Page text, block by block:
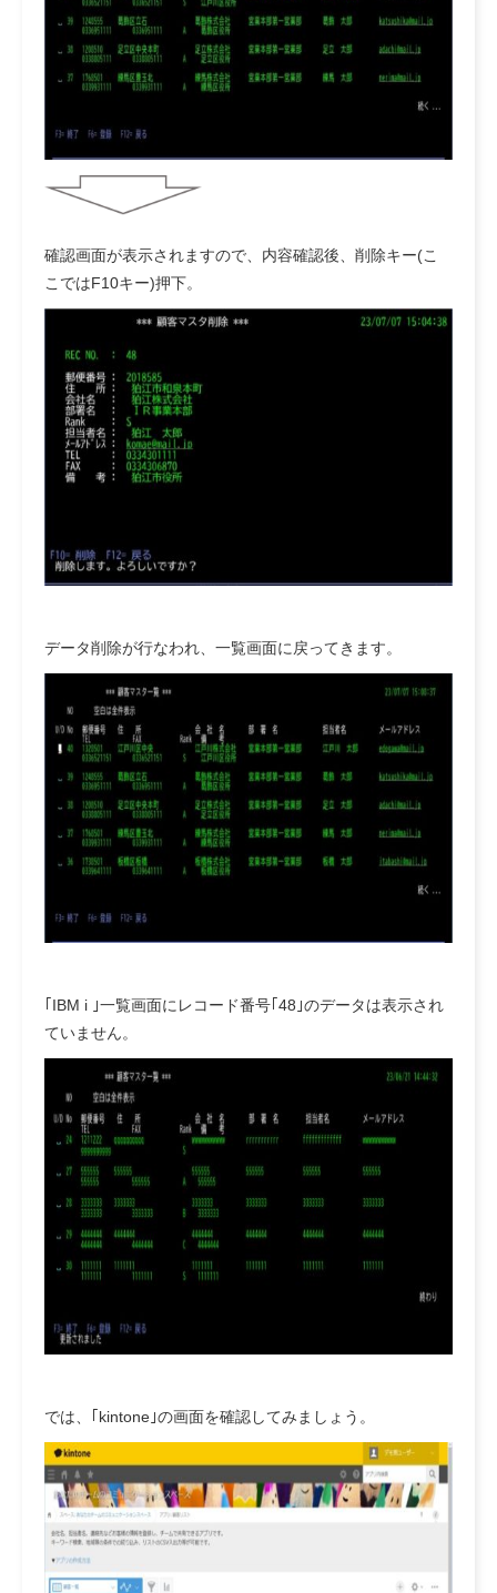
確認画面が表示されますので、内容確認後、削除キー(こ
こではF10キー)押下。
データ削除が行なわれ、一覧画面に戻ってきます。
｢IBM i ｣一覧画面にレコード番号｢48｣のデータは表示され
ていません。
では、｢kintone｣の画面を確認してみましょう。